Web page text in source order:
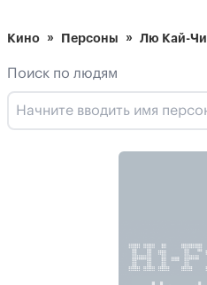
Кино Персоны Лю Кай-Чи
Поиск по людям